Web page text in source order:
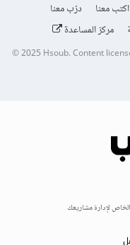
اكتب معنا
درّب معنا
مركز المساعدة
© 2025Hsoub.Content